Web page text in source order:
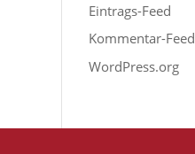
Eintrags-Feed
Kommentar-Feed
WordPress.org